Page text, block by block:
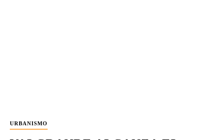
URBANISMO